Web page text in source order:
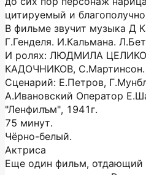
цитируемый и
В фильме звучит музыка Д
Г.Генделя. И.Кальмана.
И ролях: ЛЮДМИЛА
КАДОЧНИКОВ, С.Мартинсон.
Сценарий: Е.Петров,
А.Ивановский Оператор
"Ленфилъм", 1941г.
75 минут.
Чёрно-белый.
Актриса
Еще один фильм, отдающий